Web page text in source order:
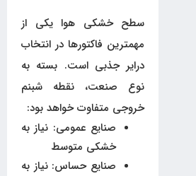
سطح خشکی هوا یکی از
مهمترین فاکتورها در انتخاب
درایر جذبی است. بسته به
نوع صنعت، نقطه شبنم
خروجی متفاوت خواهد بود:
صنایع عمومی: نیاز به
خشکی متوسط
صنایع حساس: نیاز به